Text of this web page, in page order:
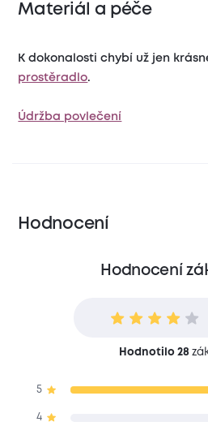
Materiál a péče
K dokonalosti chybí už jen
prostěradlo.
Údržba povlečení
Hodnocení
Hodnocení
Hodnotilo 28
5
4